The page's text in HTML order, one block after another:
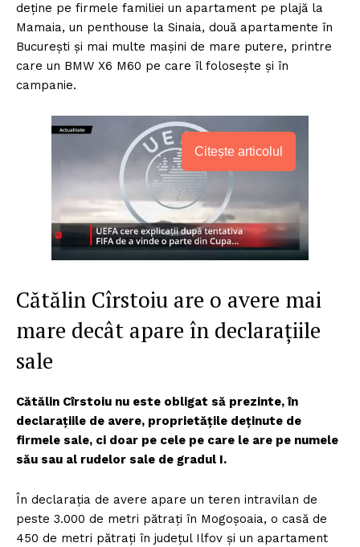
deține pe firmele familiei un apartament pe plajă la
Mamaia, un penthouse la Sinaia, două apartamente în
București și mai multe mașini de mare putere, printre
care un BMW X6 M60 pe care îl folosește și în
campanie.
Citește articolul
Cătălin Cîrstoiu are o avere mai
mare decât apare în declarațiile
sale
Cătălin Cîrstoiu nu este obligat să prezinte, în
declarațiile de avere, proprietățile deținute de
firmele sale, ci doar pe cele pe care le are pe numele
său sau al rudelor sale de gradul I.
În declarația de avere apare un teren intravilan de
peste 3.000 de metri pătrați în Mogoșoaia, o casă de
450 de metri pătrați în județul Ilfov și un apartament